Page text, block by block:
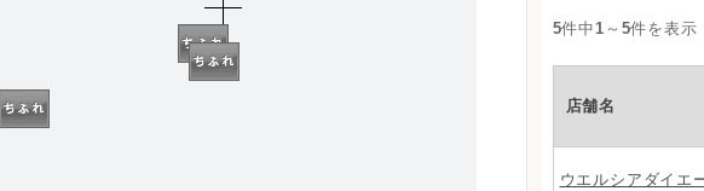
5件中 1 ～ 5件を表示
店舗名
ウエルシアダイエ